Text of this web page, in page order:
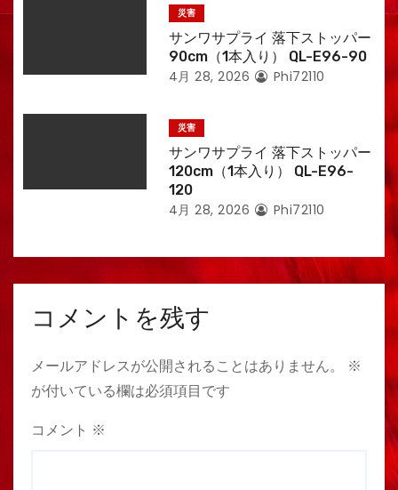
災害
サンワサプライ 落下ストッパー
90cm（1本入り） QL-E96-90
4月 28, 2026 Phi72110
災害
サンワサプライ 落下ストッパー
120cm（1本入り） QL-E96-
120
4月 28, 2026 Phi72110
コメントを残す
メールアドレスが公開されることはありません。
※
が付いている欄は必須項目です
コメント ※